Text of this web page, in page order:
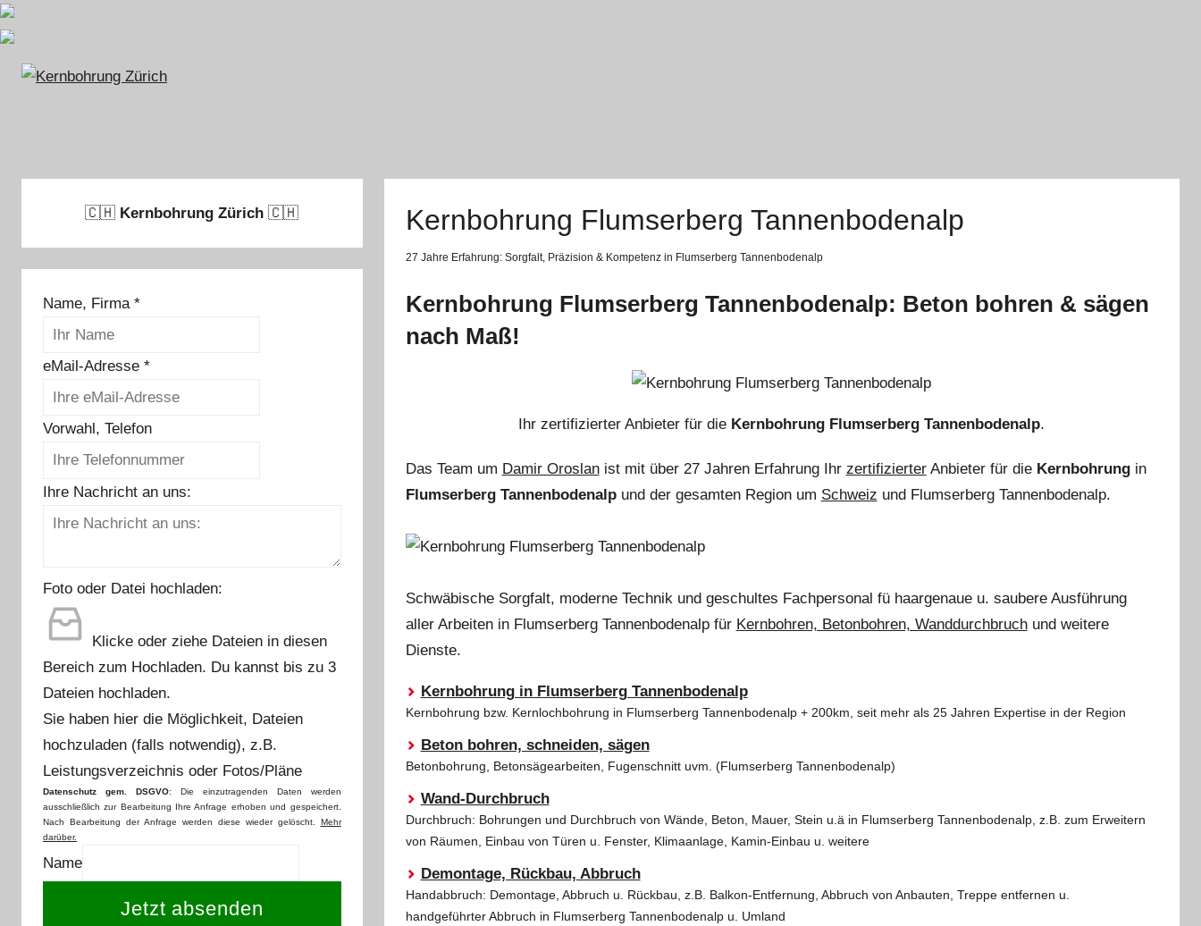
Zum
Kernbohrung Flumserberg Tannenbodenalp
27 Jahre Erfahrung: Sorgfalt, Präzision & Kompetenz in Flumserberg Tannenbodenalp
Kernbohrung Flumserberg Tannenbodenalp: Beton bohren & sägen
nach Maß!
Ihr zertifizierter Anbieter für die Kernbohrung Flumserberg Tannenbodenalp.
Das Team um Damir Oroslanist mit über 27 Jahren Erfahrung Ihr zertifizierterAnbieter für die Kernbohrungin
Flumserberg Tannenbodenalpund der gesamten Region um Schweiz und Flumserberg Tannenbodenalp.
Schwäbische Sorgfalt, moderne Technik und geschultes Fachpersonal fü haargenaue u. saubere Ausführung
aller Arbeiten in Flumserberg Tannenbodenalp für Kernbohren, Betonbohren, Wanddurchbruchund weitere
Dienste.
Kernbohrung in Flumserberg Tannenbodenalp
Kernbohrung bzw. Kernlochbohrung in Flumserberg Tannenbodenalp + 200km, seit mehr als 25 Jahren Expertise in der Region
Beton bohren, schneiden, sägen
Betonbohrung, Betonsägearbeiten, Fugenschnitt uvm. (Flumserberg Tannenbodenalp)
Wand-Durchbruch
Durchbruch: Bohrungen und Durchbruch von Wände, Beton, Mauer, Stein u.ä in Flumserberg Tannenbodenalp, z.B. zum Erweitern
von Räumen, Einbau von Türen u. Fenster, Klimaanlage, Kamin-Einbau u. weitere
Demontage, Rückbau, Abbruch
Handabbruch: Demontage, Abbruch u. Rückbau, z.B. Balkon-Entfernung, Abbruch von Anbauten, Treppe entfernen u.
handgeführter Abbruch in Flumserberg Tannenbodenalp u. Umland
🇨🇭 Kernbohrung Zürich 🇨🇭
Name, Firma *
eMail-Adresse *
Vorwahl, Telefon
Ihre Nachricht an uns:
Foto oder Datei hochladen:
Klicke oder ziehe Dateien in diesen
Bereich zum Hochladen. Du kannst bis zu 3
Dateien hochladen.
Sie haben hier die Möglichkeit, Dateien
hochzuladen (falls notwendig), z.B.
Leistungsverzeichnis oder Fotos/Pläne
Datenschutz gem. DSGVO: Die einzutragenden Daten werden
ausschließlich zur Bearbeitung Ihre Anfrage erhoben und gespeichert.
Nach Bearbeitung der Anfrage werden diese wieder gelöscht. Mehr
darüber.
Name
Jetzt absenden